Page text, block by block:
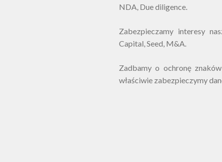
NDA, Due diligence.
Zabezpieczamy interesy
Capital, Seed, M&A.
Zadbamy o ochronę
właściwie zabezpieczymy